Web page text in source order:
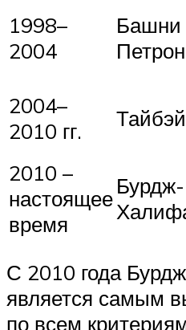
1998–
2004
Башни
2004–
2010 гг.
2010 –
настоящее
время
Бурдж-
С 2010 года
является самым
по всем